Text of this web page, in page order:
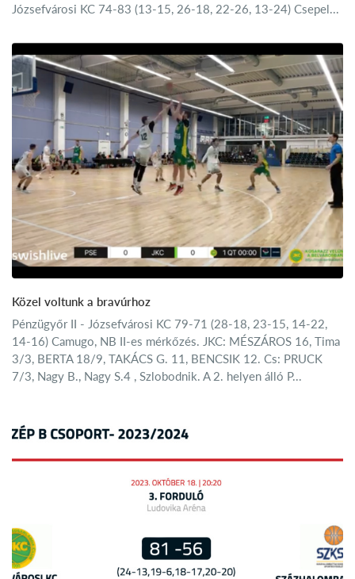
Józsefvárosi KC 74-83 (13-15, 26-18, 22-26, 13-24) Csepel...
Közel voltunk a bravúrhoz
Pénzügyőr II - Józsefvárosi KC 79-71 (28-18, 23-15, 14-22,
14-16) Camugo, NB II-es mérkőzés. JKC: MÉSZÁROS 16, Tima
3/3, BERTA 18/9, TAKÁCS G. 11, BENCSIK 12. Cs: PRUCK
7/3, Nagy B., Nagy S.4 , Szlobodnik. A 2. helyen álló P...